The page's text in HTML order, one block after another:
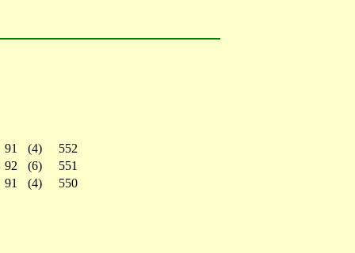
91 (4)
552
92
(6)
551
91
(4) 550